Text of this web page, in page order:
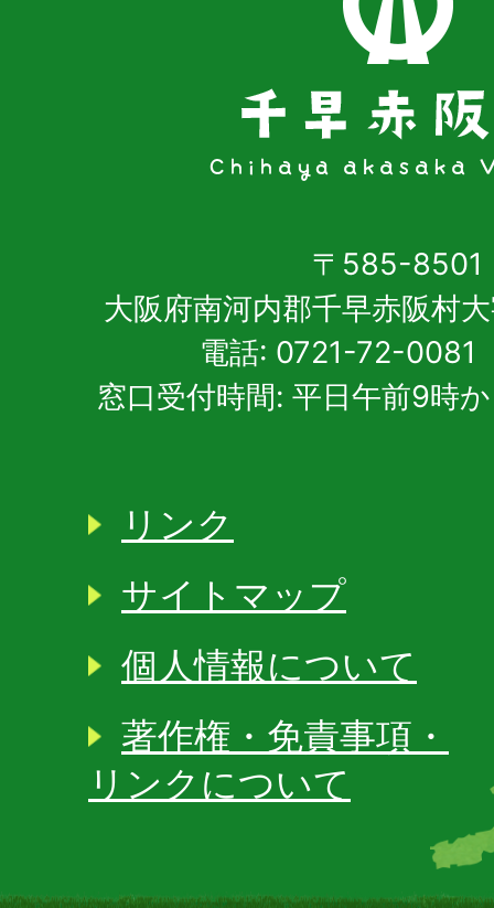
〒585-8501
大阪府南河内郡千早赤阪村
電話: 0721-72-0081
窓口受付時間: 平日午前9時
リンク
サイトマップ
個人情報について
著作権・免責事項・
リンクについて